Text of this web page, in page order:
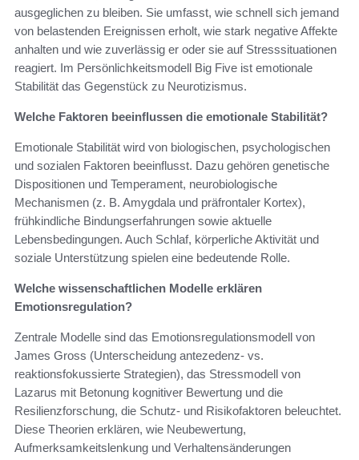
ausgeglichen zu bleiben. Sie umfasst, wie schnell sich jemand
von belastenden Ereignissen erholt, wie stark negative Affekte
anhalten und wie zuverlässig er oder sie auf Stresssituationen
reagiert. Im Persönlichkeitsmodell Big Five ist emotionale
Stabilität das Gegenstück zu Neurotizismus.
Welche Faktoren beeinflussen die emotionale Stabilität?
Emotionale Stabilität wird von biologischen, psychologischen
und sozialen Faktoren beeinflusst. Dazu gehören genetische
Dispositionen und Temperament, neurobiologische
Mechanismen (z. B. Amygdala und präfrontaler Kortex),
frühkindliche Bindungserfahrungen sowie aktuelle
Lebensbedingungen. Auch Schlaf, körperliche Aktivität und
soziale Unterstützung spielen eine bedeutende Rolle.
Welche wissenschaftlichen Modelle erklären
Emotionsregulation?
Zentrale Modelle sind das Emotionsregulationsmodell von
James Gross (Unterscheidung antezedenz- vs.
reaktionsfokussierte Strategien), das Stressmodell von
Lazarus mit Betonung kognitiver Bewertung und die
Resilienzforschung, die Schutz- und Risikofaktoren beleuchtet.
Diese Theorien erklären, wie Neubewertung,
Aufmerksamkeitslenkung und Verhaltensänderungen